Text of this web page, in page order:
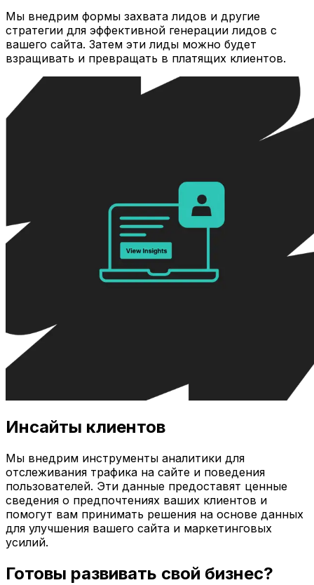
Мы внедрим формы захвата лидов и другие
стратегии для эффективной генерации лидов с
вашего сайта. Затем эти лиды можно будет
взращивать и превращать в платящих клиентов.
Инсайты клиентов
Мы внедрим инструменты аналитики для
отслеживания трафика на сайте и поведения
пользователей. Эти данные предоставят ценные
сведения о предпочтениях ваших клиентов и
помогут вам принимать решения на основе данных
для улучшения вашего сайта и маркетинговых
усилий.
Готовы развивать свой бизнес?